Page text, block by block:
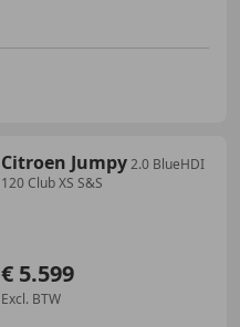
Citroen Jumpy2.0 BlueHDI
120 Club XS S&S
€ 5.599
Excl. BTW